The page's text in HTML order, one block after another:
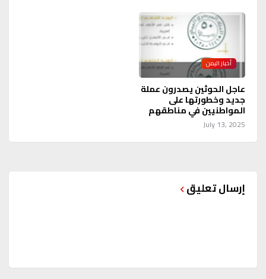
أخبار اليمن
عاجل الحوثين يصدرون عملة
جديد وخطورتها على
المواطنيين في مناطقهم
July 13, 2025
إرسال تعليق